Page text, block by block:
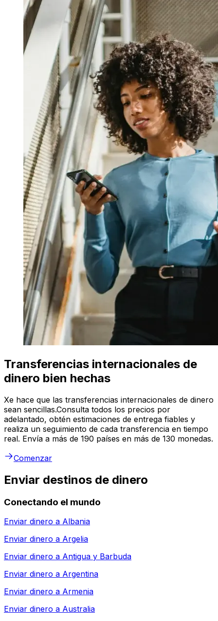
Transferencias internacionales de
dinero bien hechas
Xe hace que las transferencias internacionales de dinero
sean sencillas.Consulta todos los precios por
adelantado, obtén estimaciones de entrega fiables y
realiza un seguimiento de cada transferencia en tiempo
real. Envía a más de 190 países en más de 130 monedas.
Comenzar
Enviar destinos de dinero
Conectando el mundo
Enviar dinero a Albania
Enviar dinero a Argelia
Enviar dinero a Antigua y Barbuda
Enviar dinero a Argentina
Enviar dinero a Armenia
Enviar dinero a Australia